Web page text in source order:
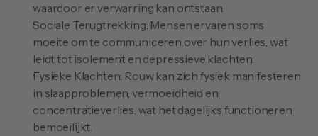
waardoor er verwarring kan ontstaan.
Sociale Terugtrekking: Mensen ervaren soms
moeite om te communiceren over hun verlies, wat
leidt tot isolement en depressieve klachten.
Fysieke Klachten: Rouw kan zich fysiek manifesteren
in slaapproblemen, vermoeidheid en
concentratieverlies, wat het dagelijks functioneren
bemoeilijkt.